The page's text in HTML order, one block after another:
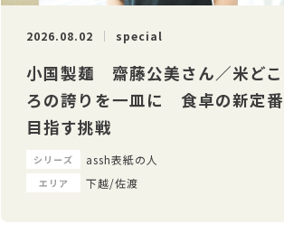
2026.08.02 special
小国製麺 齋藤公美さん／米どこ
ろの誇りを一皿に 食卓の新定番
目指す挑戦
シリーズ assh表紙の人
エリア 下越/佐渡